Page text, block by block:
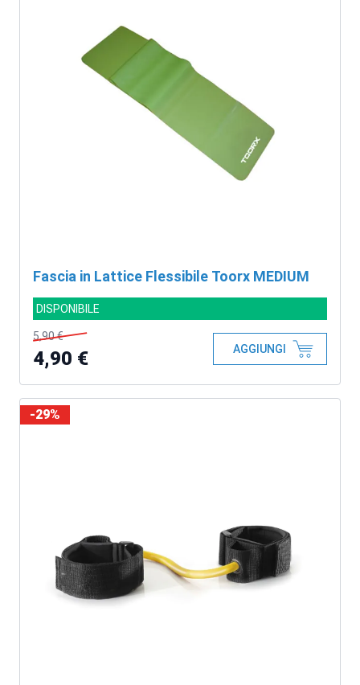
Fascia in Lattice Flessibile Toorx MEDIUM
DISPONIBILE
5,90 €
4,90 € AGGIUNGI
-29%